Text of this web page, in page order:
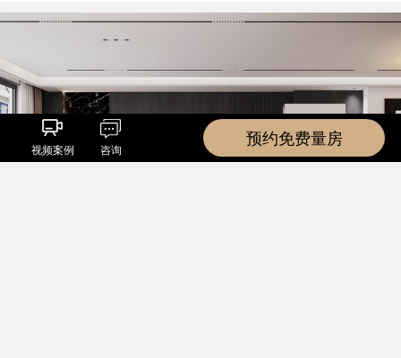
视频案例 咨询
预约免费量房